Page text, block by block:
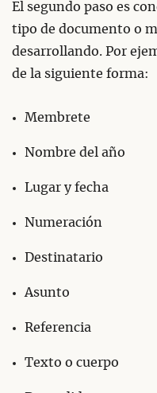
El segundo paso es
tipo de documento o
desarrollando. Por
de la siguiente forma:
Membrete
Nombre del año
Lugar y fecha
Numeración
Destinatario
Asunto
Referencia
Texto o cuerpo